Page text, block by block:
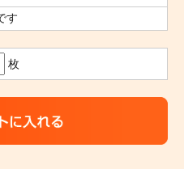
す
枚